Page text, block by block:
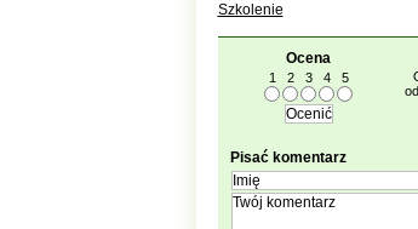
Szkolenie
Ocena
1 2 3 4 5
Pisać komentarz